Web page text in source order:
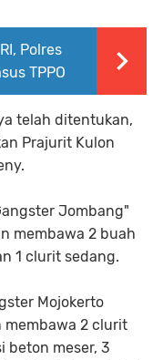
Polres
TPPO
telah ditentukan,
Prajurit Kulon
Jombang"
membawa 2 buah
1 clurit sedang.
Mojokerto
membawa 2 clurit
beton meser, 3